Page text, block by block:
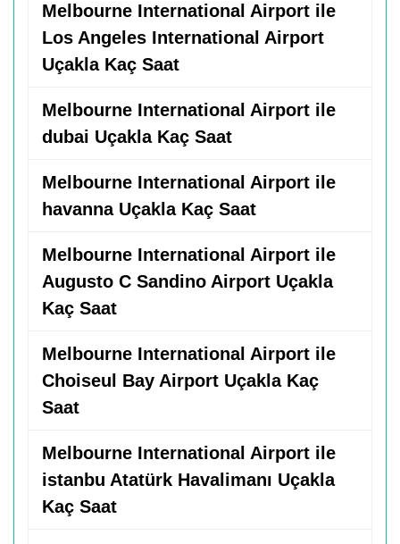
Melbourne International Airport ile
Los Angeles International Airport
Uçakla Kaç Saat
Melbourne International Airport ile
dubai Uçakla Kaç Saat
Melbourne International Airport ile
havanna Uçakla Kaç Saat
Melbourne International Airport ile
Augusto C Sandino Airport Uçakla
Kaç Saat
Melbourne International Airport ile
Choiseul Bay Airport Uçakla Kaç
Saat
Melbourne International Airport ile
istanbu Atatürk Havalimanı Uçakla
Kaç Saat